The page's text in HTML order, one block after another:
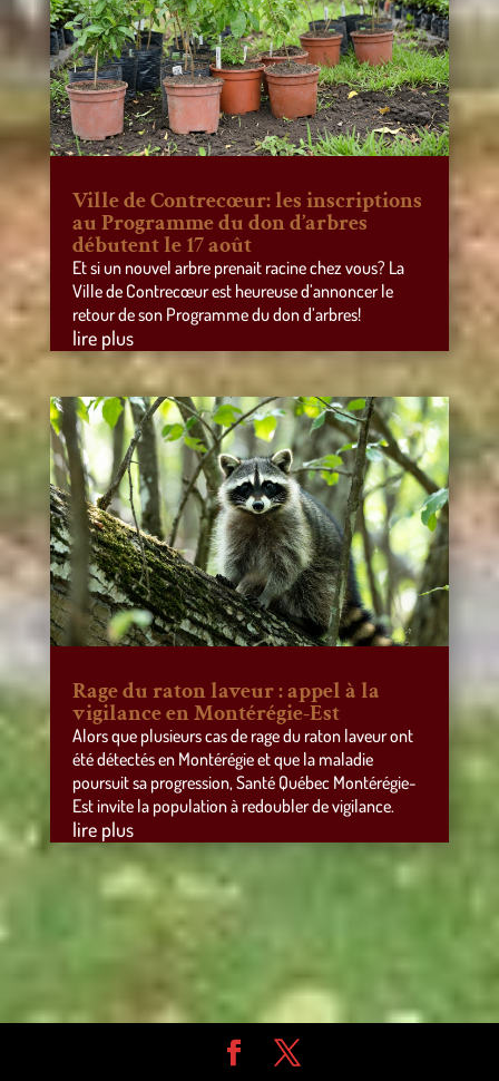
Ville de Contrecœur: les inscriptions
au Programme du don d’arbres
débutent le 17 août
Et si un nouvel arbre prenait racine chez vous? La
Ville de Contrecœur est heureuse d’annoncer le
retour de son Programme du don d’arbres!
lire plus
Rage du raton laveur : appel à la
vigilance en Montérégie-Est
Alors que plusieurs cas de rage du raton laveur ont
été détectés en Montérégie et que la maladie
poursuit sa progression, Santé Québec Montérégie-
Est invite la population à redoubler de vigilance.
lire plus